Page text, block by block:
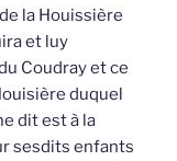
la Houissière
et luy
Coudray et ce
duquel
dit est à la
sesdits enfants